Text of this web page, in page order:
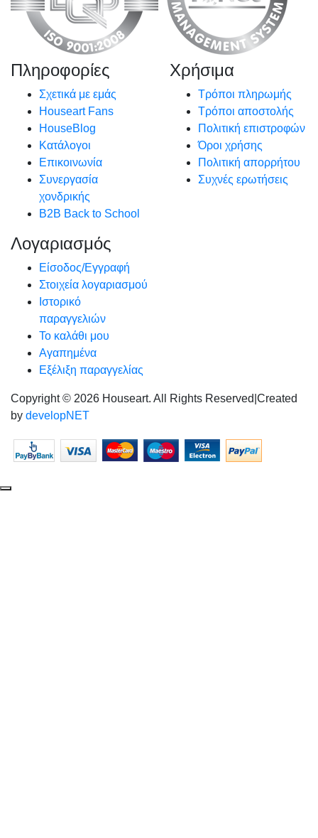
Πληροφορίες
Σχετικά με εμάς
Houseart Fans
HouseBlog
Κατάλογοι
Επικοινωνία
Συνεργασία
χονδρικής
B2B Back to School
Χρήσιμα
Τρόποι πληρωμής
Τρόποι αποστολής
Πολιτική επιστροφών
Όροι χρήσης
Πολιτική απορρήτου
Συχνές ερωτήσεις
Λογαριασμός
Είσοδος/Εγγραφή
Στοιχεία λογαριασμού
Ιστορικό
παραγγελιών
Το καλάθι μου
Αγαπημένα
Εξέλιξη παραγγελίας
Copyright © 2026 Houseart. All Rights Reserved Created
by developNET